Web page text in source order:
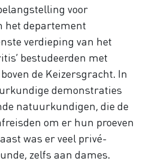
voor
het departement
verdieping van het
bestudeerden met
de Keizersgracht. In
demonstraties
natuurkundigen, die de
om er hun proeven
was er veel privé-
zelfs aan dames.